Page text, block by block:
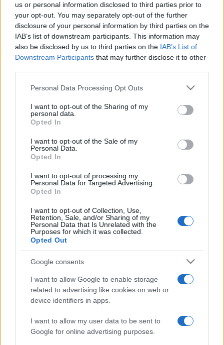
us or personal information disclosed to third parties prior to
your opt-out. You may separately opt-out of the further
disclosure of your personal information by third parties on the
IAB’s list of downstream participants. This information may
also be disclosed by us to third parties on the IAB’s List of
Downstream Participants that may further disclose it to other
Please note that this website/app uses one or more Google
not limited to your visit or usage behaviour. You may click to
grant or deny consent to Google and its third-party tags to
use your data for below specified purposes in below Google
consent section.
Personal Data Processing Opt Outs
I want to opt-out of the Sharing of my
personal data.
Opted In
I want to opt-out of the Sale of my
Personal Data.
Opted In
I want to opt-out of processing my
Personal Data for Targeted Advertising.
Opted In
I want to opt-out of Collection, Use,
Retention, Sale, and/or Sharing of my
Personal Data that Is Unrelated with the
Purposes for which it was collected.
Opted Out
Google consents
I want to allow Google to enable storage
related to advertising like cookies on web or
device identifiers in apps.
I want to allow my user data to be sent to
Google for online advertising purposes.
- Így van. Idézhetném Karinthy Frigyest, aki azt mondja,
hogyan is érthetnék meg egymást, amikor mindkettőjük
mást akar. A férfi a nőt, nő a férfit. Itt ugyanerről van szó,
abszurditásig fokozva. Mindig visszatérünk ugyanabba a
gubancba, ugyanabba a körbe, ahonnan elindultunk, csak
egy másik síkon. A szerző, aki egyben pszichiáter, saját
tapasztalatait szűrte le, s vetette papírra. Úgy véli azért
jutottak válságba az általa megismert párkapcsolatok,
mert a felek egyre jobban belehergelik magukat, és
mélyebbre süppednek bele. Persze ez nem egy
pszichiátriai jegyzőkönyv, hanem színtiszta irodalom.
- Amelyből (színtiszta) színházat kell csinálni.
- A próbák során éppen az jelentett izgalmas feladatot,
hogy kitaláljuk, miképp töltsük meg a prózát élettel. Hogy
a nézők magukra ismerjenek. És nevessenek is rajta, mert
az volna a cél, hogy belenézzünk a tükörbe, és kimondjuk,
- Hogyan lett Lázár Balázs a játszótársa?
- Ez már a negyedik rendezésem, s Balázs - oszlopos